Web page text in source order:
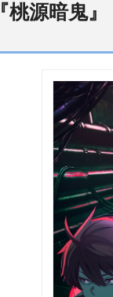
『桃源暗鬼』